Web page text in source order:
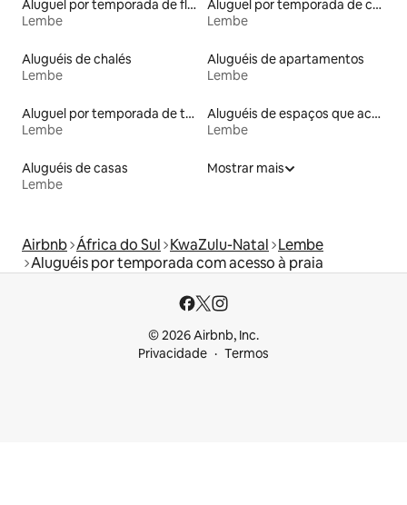
Aluguel por temporada de flats
Lembe
Aluguel por temporada de casas de veraneio
Lembe
Aluguéis de chalés
Lembe
Aluguéis de apartamentos
Lembe
Aluguel por temporada de townhouses
Lembe
Aluguéis de espaços que aceitam animais de estimação
Lembe
Aluguéis de casas
Lembe
Mostrar mais
Airbnb África do Sul KwaZulu-Natal Lembe
Aluguéis por temporada com acesso à praia
© 2026 Airbnb, Inc.
Privacidade
Termos